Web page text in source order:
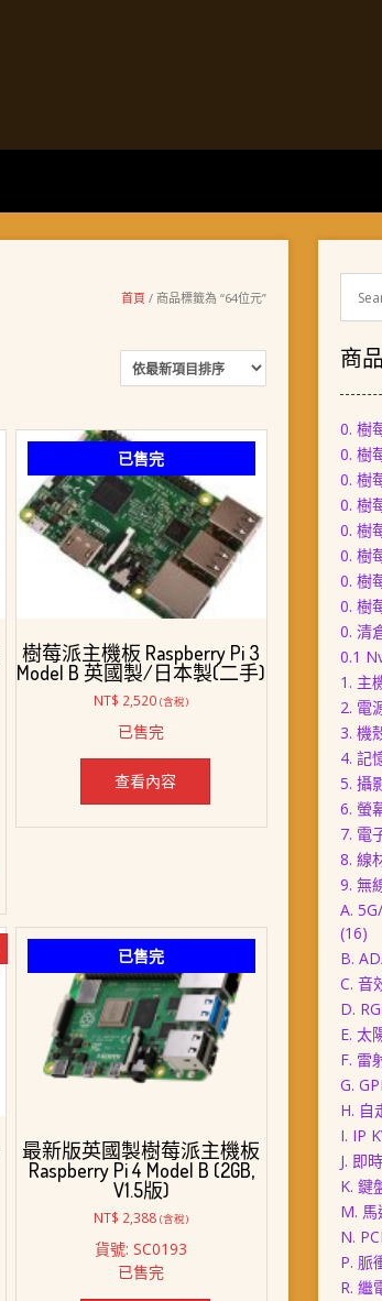
首頁 / 商品標籤為 “64位元”
已售完
樹莓派主機板 Raspberry Pi 3
Model B 英國製/日本製(二手)
NT$ 2,520 (含稅)
已售完
查看內容
已售完
最新版英國製樹莓派主機板
Raspberry Pi 4 Model B (2GB,
V1.5版)
NT$ 2,388 (含稅)
貨號: SC0193
已售完
商
0. 樹
0. 樹
0. 樹
0. 樹
0. 樹
0. 樹
0. 樹
0. 樹
0. 清
0.1
1. 主
2. 電
3. 機
4. 記
5. 攝
6. 螢
7. 電
8. 線
9. 無
A.
(16)
B.
C. 音
D.
E. 太
F. 雷
G.
H. 自
I. IP
J. 即
K. 鍵
M. 馬
N.
P. 脈
R. 繼